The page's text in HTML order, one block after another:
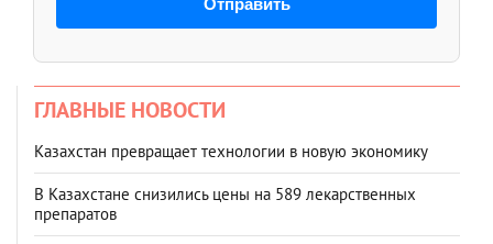
ГЛАВНЫЕ НОВОСТИ
Казахстан превращает технологии в новую экономику
В Казахстане снизились цены на 589 лекарственных
препаратов